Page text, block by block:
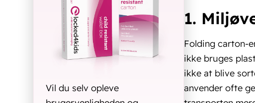
Vil du selv opleve
1.
Folding carton-
ikke bruges
ikke at blive
anvender ofte